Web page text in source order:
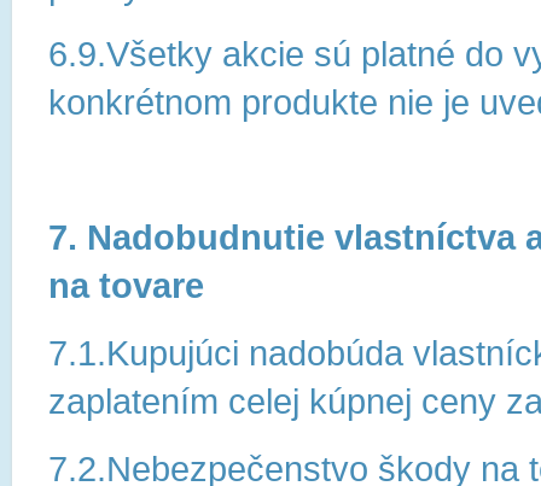
6.9.Všetky akcie sú platné do
konkrétnom produkte nie je
7. Nadobudnutie vlastníctva
na tovare
7.1.Kupujúci nadobúda
zaplatením celej kúpnej ceny
7.2.Nebezpečenstvo škody na